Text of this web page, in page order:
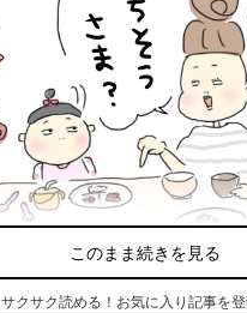
このまま続きを見る
サクサク読める！お気に入り記事を